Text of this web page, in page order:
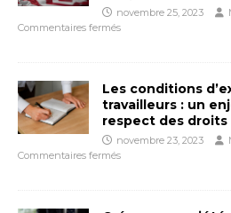
novembre 25, 2023
Commentaires fermés
Les conditions
travailleurs : un
respect des
novembre 23, 2023
Commentaires fermés